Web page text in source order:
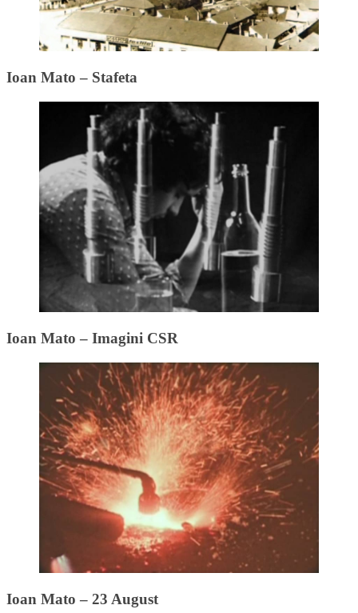
Ioan Mato – Stafeta
Ioan Mato – Imagini CSR
Ioan Mato – 23 August